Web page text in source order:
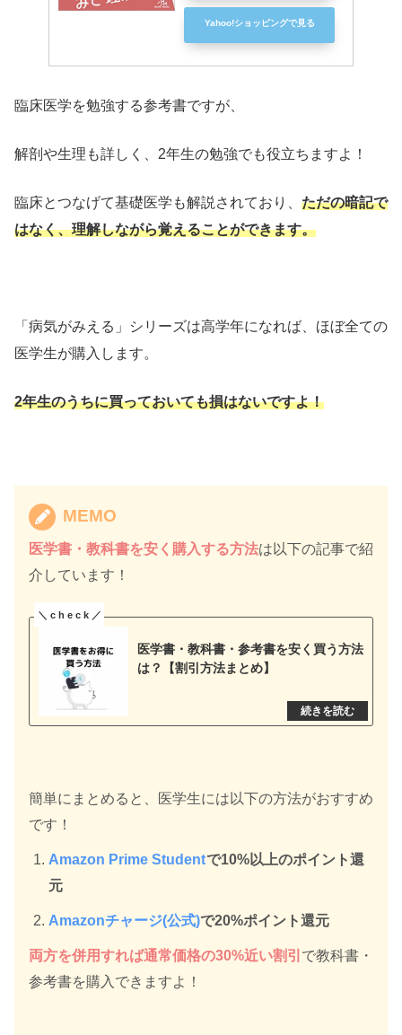
Yahoo!ショッピングで見る
臨床医学を勉強する参考書ですが、
解剖や生理も詳しく、2年生の勉強でも役立ちますよ！
臨床とつなげて基礎医学も解説されており、 ただの暗記で
はなく、理解しながら覚えることができます。
「病気がみえる」シリーズは高学年になれば、ほぼ全ての
医学生が購入します。
2年生のうちに買っておいても損はないですよ！
MEMO
医学書・教科書を安く購入する方法は以下の記事で紹
介しています！
医学書・教科書・参考書を安く買う方法
は？【割引方法まとめ】
簡単にまとめると、医学生には以下の方法がおすすめ
です！
Amazon Prime Studentで10%以上のポイント還
元
Amazonチャージ(公式)で20%ポイント還元
両方を併用すれば通常価格の30%近い割引 で教科書・
参考書を購入できますよ！